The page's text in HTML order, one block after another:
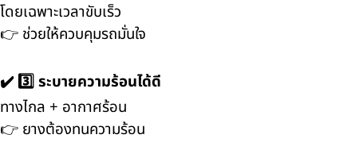
โดยเฉพาะเวลาขับเร็ว
👉 ช่วยให้ควบคุมรถมั่นใจ
✔️ 3️⃣ ระบายความร้อนได้ดี
ทางไกล + อากาศร้อน
👉 ยางต้องทนความร้อน